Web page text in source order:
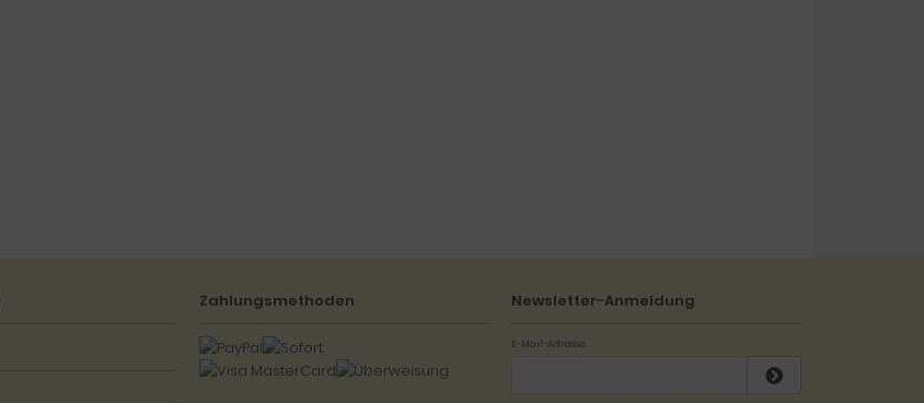
Zahlungsmethoden Newsletter-Anmeldung
E-Mail-Adresse: